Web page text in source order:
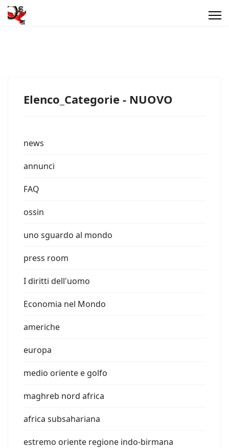
Elenco_Categorie - NUOVO
news
annunci
FAQ
ossin
uno sguardo al mondo
press room
I diritti dell'uomo
Economia nel Mondo
americhe
europa
medio oriente e golfo
maghreb nord africa
africa subsahariana
estremo oriente regione indo-birmana